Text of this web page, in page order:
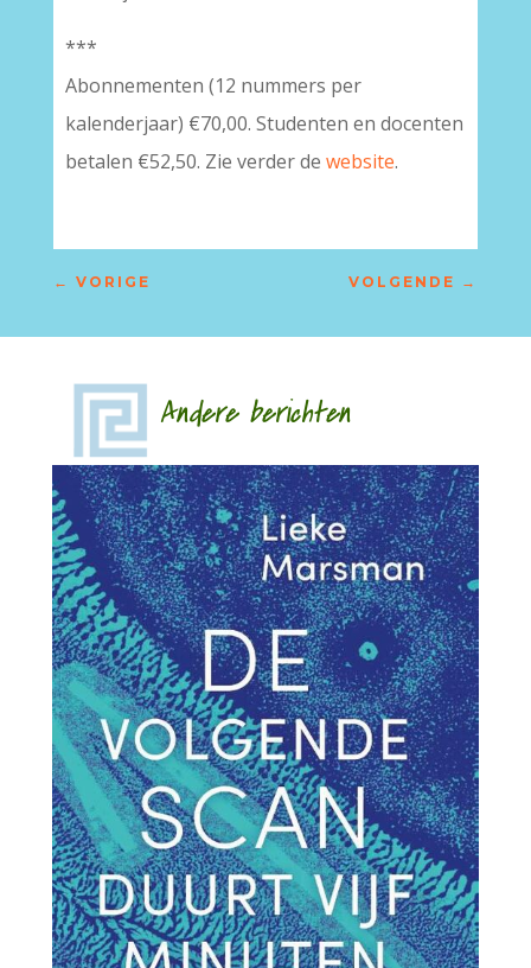
***
Abonnementen (12 nummers per
kalenderjaar) €70,00. Studenten en docenten
betalen €52,50. Zie verder de website.
← VORIGE VOLGENDE →
Andere berichten